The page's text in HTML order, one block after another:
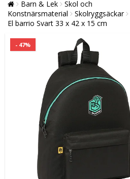
Barn & Lek
Skol och
Konstnärsmaterial
Skolryggsäckar
El barrio Svart 33 x 42 x 15 cm
- 47%